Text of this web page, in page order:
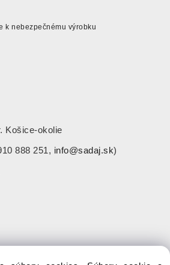
k nebezpečnému výrobku
Košice-okolie
888 251, info@sadaj.sk)